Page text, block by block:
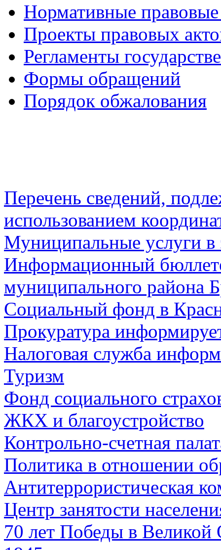
Нормативные
Проекты правовых
Регламенты
Формы обращений
Порядок обжалования
Перечень сведений,
использованием
Муниципальные услуги в
Информационный
муниципального района
Социальный фонд в
Прокуратура
Налоговая служба
Туризм
Фонд социального
ЖКХ и благоустройство
Контрольно-счетная
Политика в отношении
Антитеррористическая
Центр занятости
70 лет Победы в Великой